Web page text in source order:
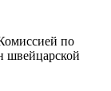
по
швейцарской